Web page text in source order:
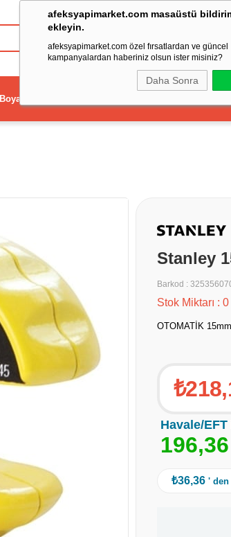
afeksyapimarket.com masaüstü
ekleyin.
afeksyapimarket.com özel fırsatlardan ve güncel
kampanyalardan haberiniz olsun ister misiniz?
Daha Sonra
Boya
Stanley
Barkod :
Stok Miktarı : 0
OTOMATİK
Havale/
196,36
₺36,36 ' den